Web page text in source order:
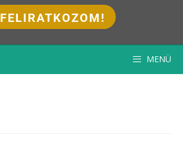
MENÜ
FELIRATKOZOM!